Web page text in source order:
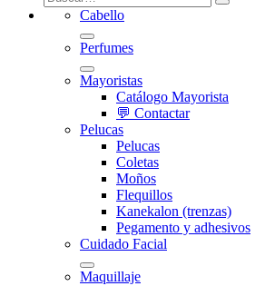
Cabello
Perfumes
Mayoristas
Catálogo Mayorista
💬 Contactar
Pelucas
Pelucas
Coletas
Moños
Flequillos
Kanekalon (trenzas)
Pegamento y adhesivos
Cuidado Facial
Maquillaje